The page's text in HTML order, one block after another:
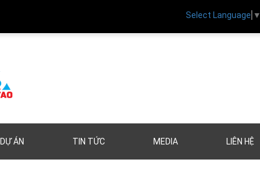
Select Language ▼
DỰ ÁN TIN TỨC MEDIA LIÊN HỆ